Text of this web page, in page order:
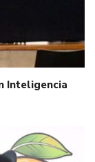
Inteligencia